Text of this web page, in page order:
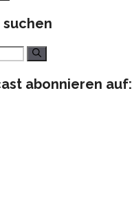
suchen
abonnieren auf: